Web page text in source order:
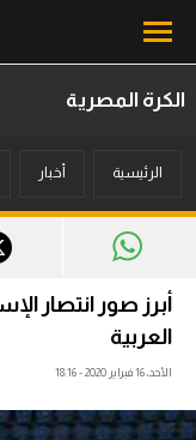
أخبار
ميركاتو
فانتازي في الجول
مسابقة التوقعات
الكرة المصرية
الرئيسية أخبار
أبرز صور انتصار
العربية
الأحد، 16 فبراير 2020 - 18:16